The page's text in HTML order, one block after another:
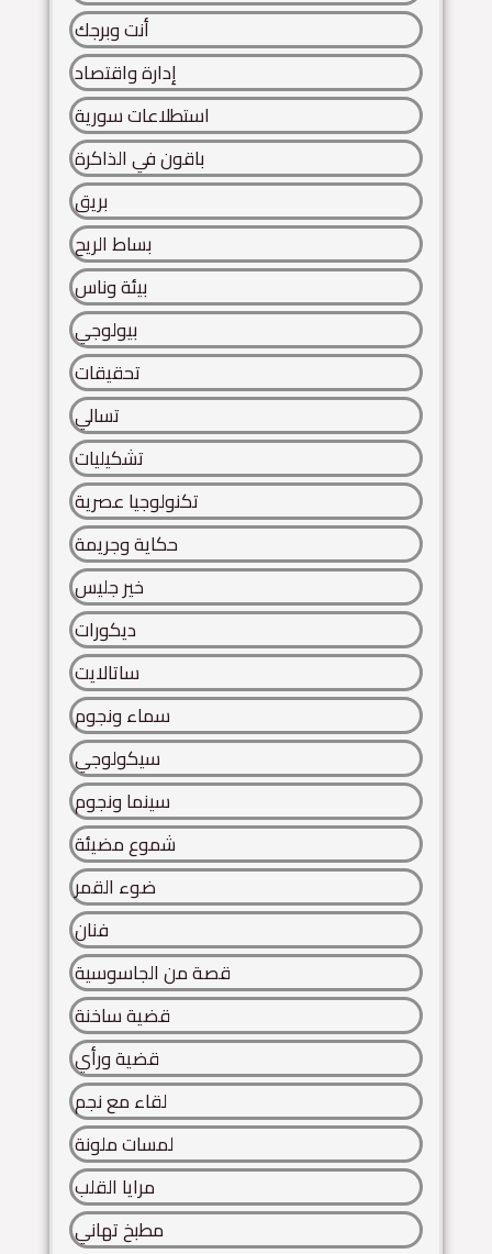
أنت وبرجك
إدارة واقتصاد
استطلاعات سورية
باقون في الذاكرة
بريق
بساط الريح
بيئة وناس
بيولوجي
تحقيقات
تسالي
تشكيليات
تكنولوجيا عصرية
حكاية وجريمة
خير جليس
ديكورات
ساتالايت
سماء ونجوم
سيكولوجي
سينما ونجوم
شموع مضيئة
ضوء القمر
فنان
قصة من الجاسوسية
قضية ساخنة
قضية ورأي
لقاء مع نجم
لمسات ملونة
مرايا القلب
مطبخ تهاني